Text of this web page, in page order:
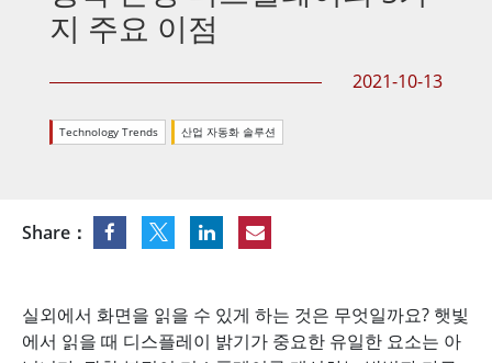
지 주요 이점
2021-10-13
Technology Trends 산업 자동화 솔루션
Share：
실외에서 화면을 읽을 수 있게 하는 것은 무엇일까요? 햇빛
에서 읽을 때 디스플레이 밝기가 중요한 유일한 요소는 아